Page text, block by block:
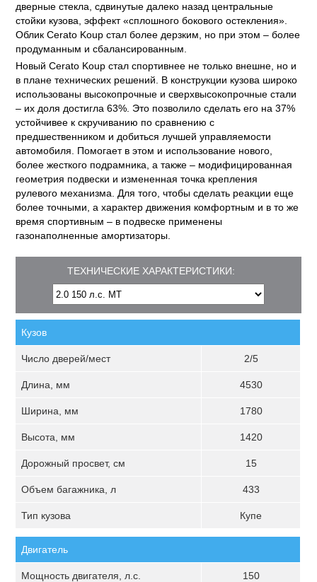
дверные стекла, сдвинутые далеко назад центральные
стойки кузова, эффект «сплошного бокового остекления».
Облик Cerato Koup стал более дерзким, но при этом – более
продуманным и сбалансированным.
Новый Cerato Koup стал спортивнее не только внешне, но и
в плане технических решений. В конструкции кузова широко
использованы высокопрочные и сверхвысокопрочные стали
– их доля достигла 63%. Это позволило сделать его на 37%
устойчивее к скручиванию по сравнению с
предшественником и добиться лучшей управляемости
автомобиля. Помогает в этом и использование нового,
более жесткого подрамника, а также – модифицированная
геометрия подвески и измененная точка крепления
рулевого механизма. Для того, чтобы сделать реакции еще
более точными, а характер движения комфортным и в то же
время спортивным – в подвеске применены
газонаполненные амортизаторы.
ТЕХНИЧЕСКИЕ ХАРАКТЕРИСТИКИ:
Кузов
Число дверей/мест 2/5
Длина, мм 4530
Ширина, мм 1780
Высота, мм 1420
Дорожный просвет, см 15
Объем багажника, л 433
Тип кузова Купе
Двигатель
Мощность двигателя, л.с. 150